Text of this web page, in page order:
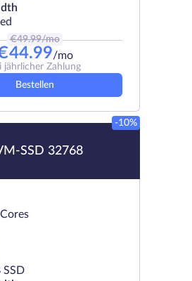
€49.99/mo
44.99/mo
jährlicher Zahlung
Bestellen
SSD 32768
-10%
SSD